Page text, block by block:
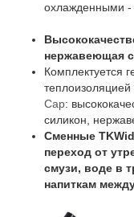
охлажденными -
нержавеющая
Комплектуется
теплоизоляцией
Cap:
силикон,
Сменные
переход от
смузи, воде в
напиткам